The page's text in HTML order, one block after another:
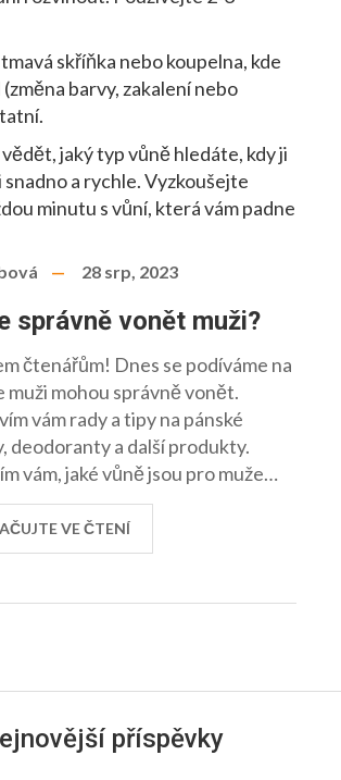
skříňka nebo koupelna, kde
barvy, zakalení nebo
jaký typ vůně hledáte, kdy ji
a rychle. Vyzkoušejte
minutu s vůní, která vám padne
28 srp, 2023
správně vonět muži?
čtenářům! Dnes se podíváme na
muži mohou správně vonět.
vám rady a tipy na pánské
deodoranty a další produkty.
vám, jaké vůně jsou pro muže
a jak je správně používat.
se na cestu plnou neodolatelných
VE ČTENÍ
příspěvky